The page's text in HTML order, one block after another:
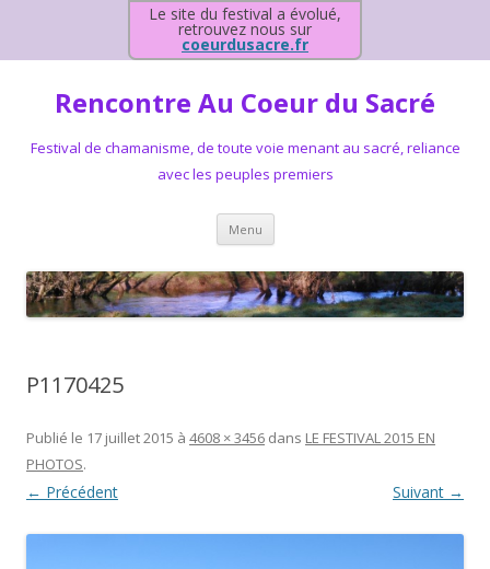
Le site du festival a évolué,
retrouvez nous sur
coeurdusacre.fr
Rencontre Au Coeur du Sacré
Festival de chamanisme, de toute voie menant au sacré, reliance
avec les peuples premiers
Menu Aller au contenu principal
P1170425
Publié le 17 juillet 2015 à 4608 × 3456 dans LE FESTIVAL 2015 EN
PHOTOS.
← Précédent Suivant →